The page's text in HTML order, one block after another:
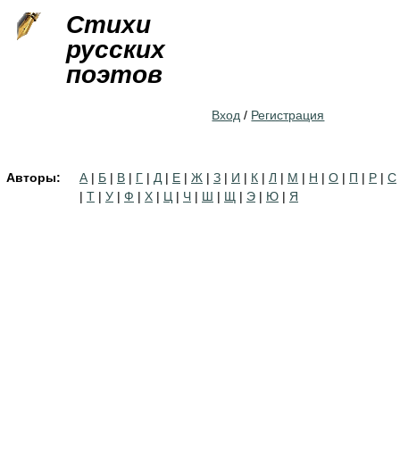
Стихи
русских
поэтов
Вход / Регистрация
Авторы: А | Б | В | Г | Д | Е | Ж | З | И | К | Л | М | Н | О | П | Р | С
| Т | У | Ф | Х | Ц | Ч | Ш | Щ | Э | Ю | Я